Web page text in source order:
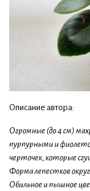
Описание автора:
Огромные (до 4 см)
пурпурными и
черточек, которые
Форма лепестков
Обильное и пышное